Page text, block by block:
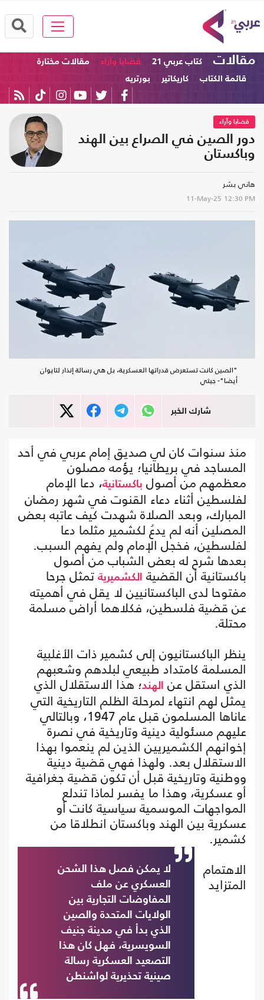
مقالات كتاب عربي 21 قضايا وآراء
مقالات مختارة
قائمة الكتاب
كاريكاتير بورتريه
قضايا وآراء
دور الصين في الصراع بين الهند
وباكستان
هاني بشر
11-May-25 12:30 PM
"الصين كانت تستعرض قدراتها العسكرية، بل هي رسالة إنذار لتايوان
أيضا"- جيتي
شارك الخبر
منذ سنوات كان لي صديق إمام عربي في أحد
المساجد في بريطانيا؛ يؤمه مصلون
معظمهم من أصول باكستانية، دعا الإمام
لفلسطين أثناء دعاء القنوت في شهر رمضان
المبارك، وبعد الصلاة شهدت كيف عاتبه بعض
المصلين أنه لم يدعُ لكشمير مثلما دعا
لفلسطين، فخجل الإمام ولم يفهم السبب.
بعدها شرح له بعض الشباب من أصول
باكستانية أن القضية الكشميرية تمثل جرحا
مفتوحا لدى الباكستانيين لا يقل في أهميته
عن قضية فلسطين، فكلاهما أراض مسلمة
محتلة.
ينظر الباكستانيون إلى كشمير ذات الأغلبية
المسلمة كامتداد طبيعي لبلدهم وشعبهم
الذي استقل عن الهند؛ هذا الاستقلال الذي
يمثل لهم انتهاء لمرحلة الظلم التاريخية التي
عاناها المسلمون قبل عام 1947، وبالتالي
عليهم مسئولية دينية وتاريخية في نصرة
إخوانهم الكشميريين الذين لم ينعموا بهذا
الاستقلال بعد. ولهذا فهي قضية دينية
ووطنية وتاريخية قبل أن تكون قضية جغرافية
أو عسكرية، وهذا ما يفسر لماذا تندلع
المواجهات الموسمية سياسية كانت أو
عسكرية بين الهند وباكستان انطلاقا من
كشمير.
لا يمكن فصل هذا الشحن
العسكري عن ملف
المفاوضات التجارية بين
الولايات المتحدة والصين
الذي بدأ في مدينة جنيف
السويسرية، فهل كان هذا
التصعيد العسكرية رسالة
صينية تحذيرية لواشنطن
الاهتمام
المتزايد